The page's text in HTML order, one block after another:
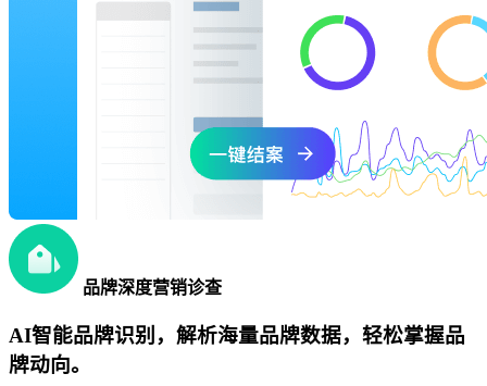
品牌深度营销诊查
AI智能品牌识别，解析海量品牌数据，轻松掌握品
牌动向。